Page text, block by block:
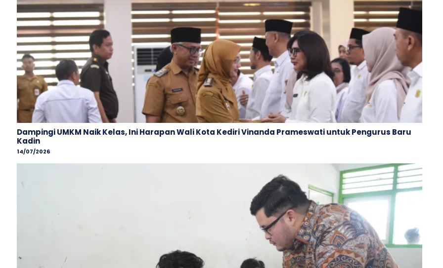
Dampingi UMKM Naik Kelas, Ini Harapan Wali Kota Kediri Vinanda Prameswati untuk Pengurus Baru
Kadin
14/07/2026